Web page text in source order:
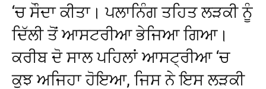
‘ਚ ਸੌਦਾ ਕੀਤਾ। ਪਲਾਨਿੰਗ ਤਹਿਤ ਲੜਕੀ ਨੂੰ
ਦਿੱਲੀ ਤੋਂ ਆਸਟਰੀਆ ਭੇਜਿਆ ਗਿਆ।
ਕਰੀਬ ਦੋ ਸਾਲ ਪਹਿਲਾਂ ਆਸਟ੍ਰੀਆ ‘ਚ
ਕੁਝ ਅਜਿਹਾ ਹੋਇਆ, ਜਿਸ ਨੇ ਇਸ ਲੜਕੀ